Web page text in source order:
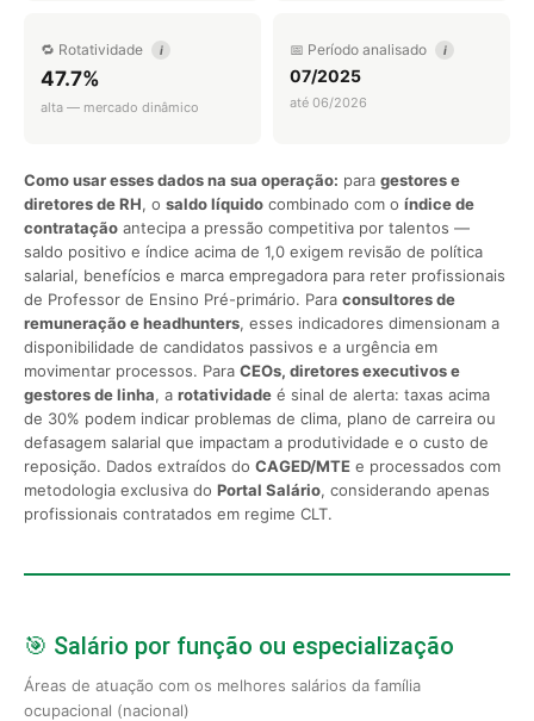
🔁 Rotatividade i
47.7%
alta — mercado dinâmico
📅 Período analisado i
07/2025
até 06/2026
Como usar esses dados na sua operação: para gestores e
diretores de RH, o saldo líquido combinado com o índice de
contratação antecipa a pressão competitiva por talentos —
saldo positivo e índice acima de 1,0 exigem revisão de política
salarial, benefícios e marca empregadora para reter profissionais
de Professor de Ensino Pré-primário. Para consultores de
remuneração e headhunters, esses indicadores dimensionam a
disponibilidade de candidatos passivos e a urgência em
movimentar processos. Para CEOs, diretores executivos e
gestores de linha, a rotatividade é sinal de alerta: taxas acima
de 30% podem indicar problemas de clima, plano de carreira ou
defasagem salarial que impactam a produtividade e o custo de
reposição. Dados extraídos do CAGED/MTE e processados com
metodologia exclusiva do Portal Salário, considerando apenas
profissionais contratados em regime CLT.
🎯 Salário por função ou especialização
Áreas de atuação com os melhores salários da família
ocupacional (nacional)